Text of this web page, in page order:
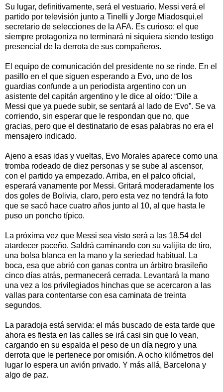
Su lugar, definitivamente, será el vestuario. Messi verá el
partido por televisión junto a Tinelli y Jorge Miadosqui,el
secretario de selecciones de la AFA. Es curioso: el que
siempre protagoniza no terminará ni siquiera siendo testigo
presencial de la derrota de sus compañeros.
El equipo de comunicación del presidente no se rinde. En el
pasillo en el que siguen esperando a Evo, uno de los
guardias confunde a un periodista argentino con un
asistente del capitán argentino y le dice al oído: “Dile a
Messi que ya puede subir, se sentará al lado de Evo”. Se va
corriendo, sin esperar que le respondan que no, que
gracias, pero que el destinatario de esas palabras no era el
mensajero indicado.
Ajeno a esas idas y vueltas, Evo Morales aparece como una
tromba rodeado de diez personas y se sube al ascensor,
con el partido ya empezado. Arriba, en el palco oficial,
esperará vanamente por Messi. Gritará moderadamente los
dos goles de Bolivia, claro, pero esta vez no tendrá la foto
que se sacó hace cuatro años junto al 10, al que hasta le
puso un poncho típico.
La próxima vez que Messi sea visto será a las 18.54 del
atardecer paceño. Saldrá caminando con su valijita de tiro,
una bolsa blanca en la mano y la seriedad habitual. La
boca, esa que abrió con ganas contra un árbitro brasileño
cinco días atrás, permanecerá cerrada. Levantará la mano
una vez a los privilegiados hinchas que se acercaron a las
vallas para contentarse con esa caminata de treinta
segundos.
La paradoja está servida: el más buscado de esta tarde que
ahora es fiesta en las calles se irá casi sin que lo vean,
cargando en su espalda el peso de un día negro y una
derrota que le pertenece por omisión. A ocho kilómetros del
lugar lo espera un avión privado. Y más allá, Barcelona y
algo de paz.